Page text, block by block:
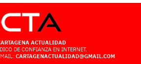
ACTUALIDAD
DE CONFIANZA EN INTERNET.
CARTAGENACTUALIDAD@GMAIL.COM